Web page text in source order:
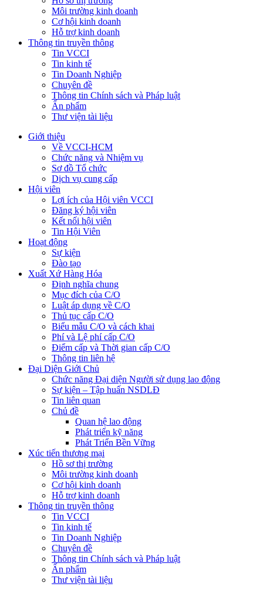
Môi trường kinh doanh
Cơ hội kinh doanh
Hỗ trợ kinh doanh
Thông tin truyền thông
Tin VCCI
Tin kinh tế
Tin Doanh Nghiệp
Chuyên đề
Thông tin Chính sách và Pháp luật
Ấn phẩm
Thư viện tài liệu
Giới thiệu
Về VCCI-HCM
Chức năng và Nhiệm vụ
Sơ đồ Tổ chức
Dịch vụ cung cấp
Hội viên
Lợi ích của Hội viên VCCI
Đăng ký hội viên
Kết nối hội viên
Tin Hội Viên
Hoạt động
Sự kiện
Đào tạo
Xuất Xứ Hàng Hóa
Định nghĩa chung
Mục đích của C/O
Luật áp dụng về C/O
Thủ tục cấp C/O
Biểu mẫu C/O và cách khai
Phí và Lệ phí cấp C/O
Điểm cấp và Thời gian cấp C/O
Thông tin liên hệ
Đại Diện Giới Chủ
Chức năng Đại diện Người sử dụng lao động
Sự kiện – Tập huấn NSDLĐ
Tin liên quan
Chủ đề
Quan hệ lao động
Phát triển kỹ năng
Phát Triển Bền Vững
Xúc tiến thương mại
Hồ sơ thị trường
Môi trường kinh doanh
Cơ hội kinh doanh
Hỗ trợ kinh doanh
Thông tin truyền thông
Tin VCCI
Tin kinh tế
Tin Doanh Nghiệp
Chuyên đề
Thông tin Chính sách và Pháp luật
Ấn phẩm
Thư viện tài liệu